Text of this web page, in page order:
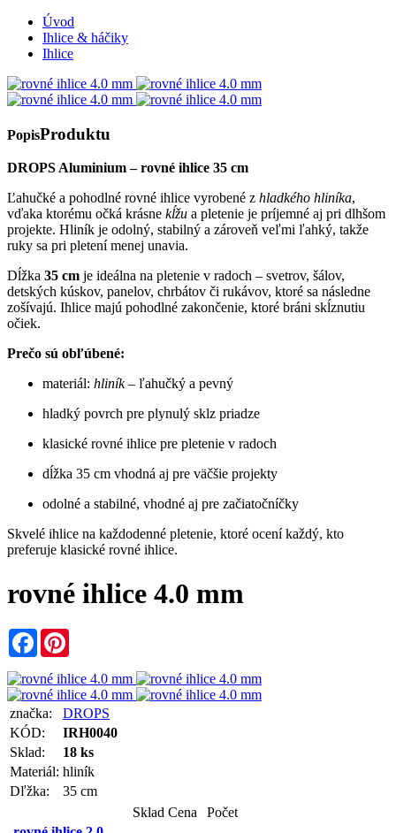
Úvod
Ihlice & háčiky
Ihlice
PopisProduktu
DROPS Aluminium – rovné ihlice 35 cm
Ľahučké a pohodlné rovné ihlice vyrobené z hladkého hliníka,
vďaka ktorému očká krásne kĺžu a pletenie je príjemné aj pri dlhšom
projekte. Hliník je odolný, stabilný a zároveň veľmi ľahký, takže
ruky sa pri pletení menej unavia.
Dĺžka 35 cm je ideálna na pletenie v radoch – svetrov, šálov,
detských kúskov, panelov, chrbátov či rukávov, ktoré sa následne
zošívajú. Ihlice majú pohodlné zakončenie, ktoré bráni skĺznutiu
očiek.
Prečo sú obľúbené:
materiál: hliník– ľahučký a pevný
hladký povrch pre plynulý sklz priadze
klasické rovné ihlice pre pletenie v radoch
dĺžka 35 cm vhodná aj pre väčšie projekty
odolné a stabilné, vhodné aj pre začiatočníčky
Skvelé ihlice na každodenné pletenie, ktoré ocení každý, kto
preferuje klasické rovné ihlice.
rovné ihlice 4.0 mm
Facebook
značka:
DROPS
KÓD:
IRH0040
Sklad:
18 ks
Materiál: hliník
Dľžka:
35 cm
Sklad Cena
Počet